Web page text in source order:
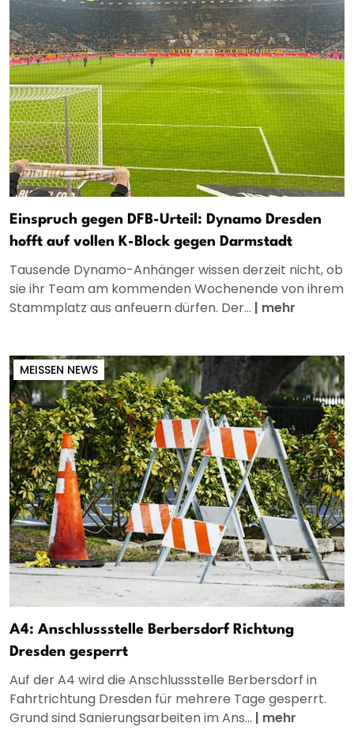
Einspruch gegen DFB-Urteil: Dynamo Dresden
hofft auf vollen K-Block gegen Darmstadt
Tausende Dynamo-Anhänger wissen derzeit nicht, ob
sie ihr Team am kommenden Wochenende von ihrem
Stammplatz aus anfeuern dürfen. Der... | mehr
MEISSEN NEWS
A4: Anschlussstelle Berbersdorf Richtung
Dresden gesperrt
Auf der A4 wird die Anschlussstelle Berbersdorf in
Fahrtrichtung Dresden für mehrere Tage gesperrt.
Grund sind Sanierungsarbeiten im Ans... | mehr